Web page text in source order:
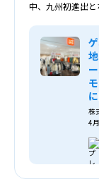
中、九州初進出と
株
4
店
24